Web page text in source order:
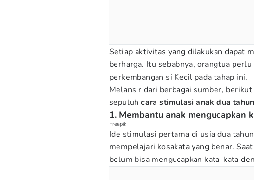
Setiap aktivitas yang dilakukan dapat
berharga. Itu sebabnya, orangtua
perkembangan si Kecil pada tahap ini.
Melansir dari berbagai sumber, berikut
sepuluhcara stimulasi anak dua tahun
1. Membantu anak mengucapkan
Freepik
Ide stimulasi pertama di usia dua
mempelajari kosakata yang benar.
belum bisa mengucapkan kata-kata